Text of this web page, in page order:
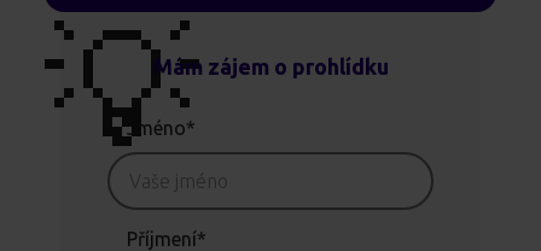
💡Mám zájem o prohlídku
Jméno*
Příjmení*